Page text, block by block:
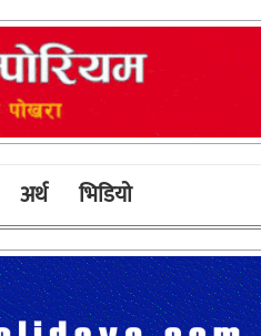
अर्थ भिडियाे